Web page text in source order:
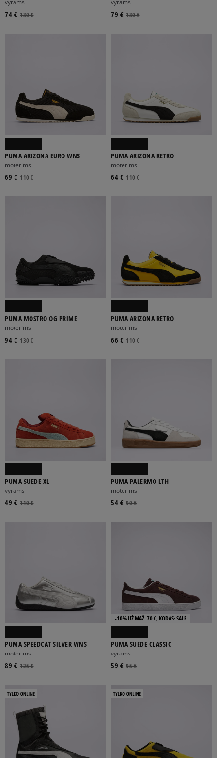
vyrams
130 €
74 €
vyrams
130 €
79 €
PUMA ARIZONA EURO WNS
moterims
110 €
69 €
PUMA ARIZONA RETRO
moterims
110 €
64 €
PUMA MOSTRO OG PRIME
moterims
130 €
94 €
PUMA ARIZONA RETRO
moterims
110 €
66 €
PUMA SUEDE XL
vyrams
110 €
49 €
PUMA PALERMO LTH
moterims
90 €
54 €
PUMA SPEEDCAT SILVER WNS
moterims
125 €
89 €
-10% UŽ MAŽ. 70 €, KODAS: SALE
PUMA SUEDE CLASSIC
vyrams
95 €
59 €